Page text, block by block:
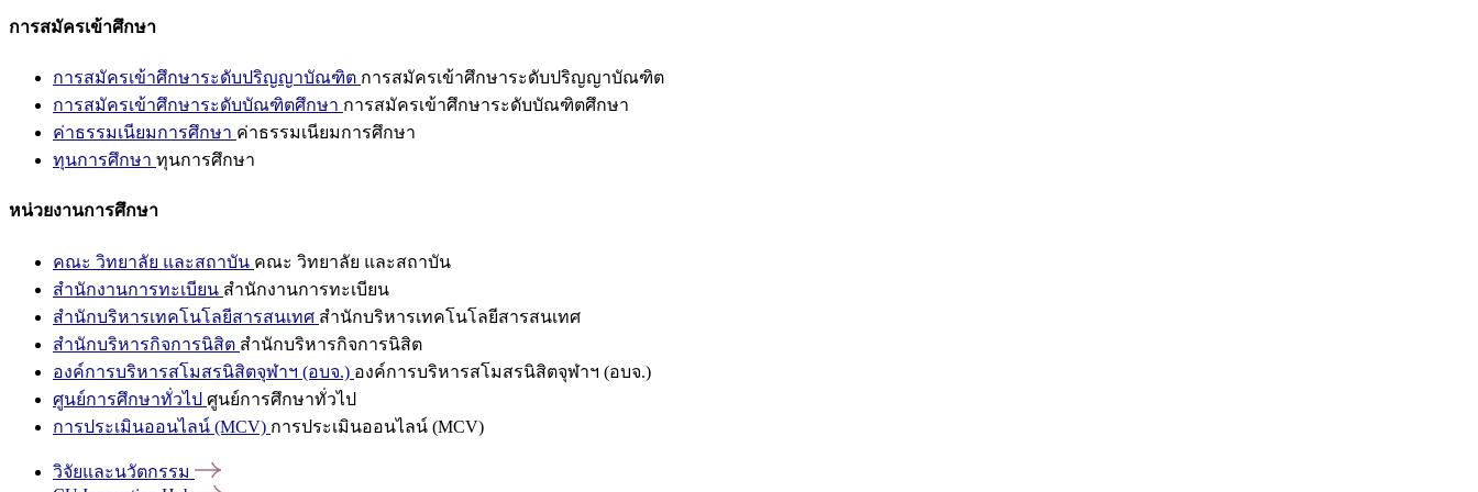
การสมัครเข้าศึกษา
การสมัครเข้าศึกษาระดับปริญญาบัณฑิต การสมัครเข้าศึกษาระดับปริญญาบัณฑิต
การสมัครเข้าศึกษาระดับบัณฑิตศึกษา การสมัครเข้าศึกษาระดับบัณฑิตศึกษา
ค่าธรรมเนียมการศึกษา ค่าธรรมเนียมการศึกษา
ทุนการศึกษา ทุนการศึกษา
หน่วยงานการศึกษา
คณะ วิทยาลัย และสถาบัน คณะ วิทยาลัย และสถาบัน
สำนักงานการทะเบียน สำนักงานการทะเบียน
สำนักบริหารเทคโนโลยีสารสนเทศ สำนักบริหารเทคโนโลยีสารสนเทศ
สำนักบริหารกิจการนิสิต สำนักบริหารกิจการนิสิต
องค์การบริหารสโมสรนิสิตจุฬาฯ (อบจ.) องค์การบริหารสโมสรนิสิตจุฬาฯ (อบจ.)
ศูนย์การศึกษาทั่วไป ศูนย์การศึกษาทั่วไป
การประเมินออนไลน์ (MCV) การประเมินออนไลน์ (MCV)
วิจัยและนวัตกรรม